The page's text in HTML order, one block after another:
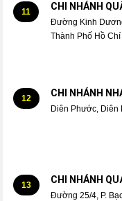
11 CHI NHÁNH
Đường Kinh
Thành Phố Hồ Chí
12 CHI NHÁNH
Diên Phước, Diên
13 CHI NHÁNH
Đường 25/4, P.